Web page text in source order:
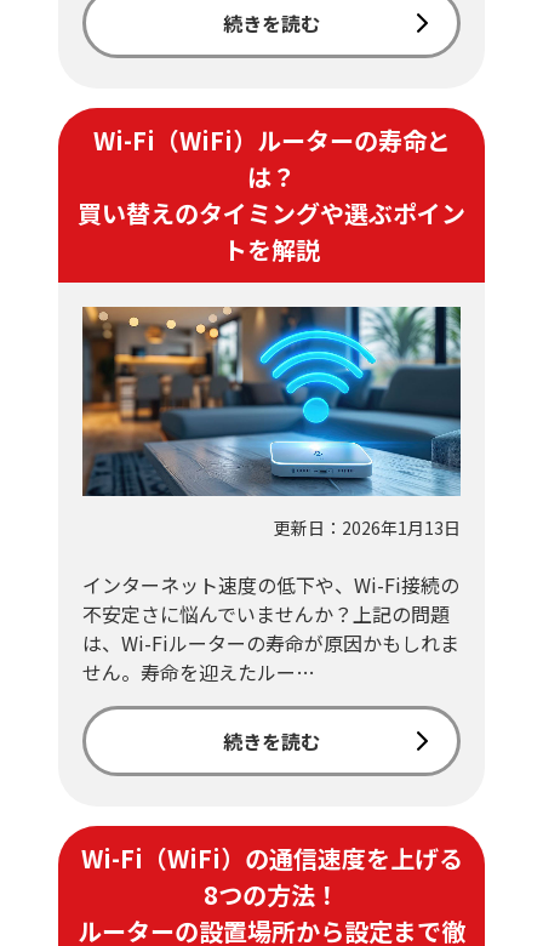
続きを読む
Wi-Fi（WiFi）ルーターの寿命と
は？
買い替えのタイミングや選ぶポイン
トを解説
更新日：2026年1月13日
インターネット速度の低下や、Wi-Fi接続の
不安定さに悩んでいませんか？上記の問題
は、Wi-Fiルーターの寿命が原因かもしれま
せん。寿命を迎えたルー…
続きを読む
Wi-Fi（WiFi）の通信速度を上げる
8つの方法！
ルーターの設置場所から設定まで徹